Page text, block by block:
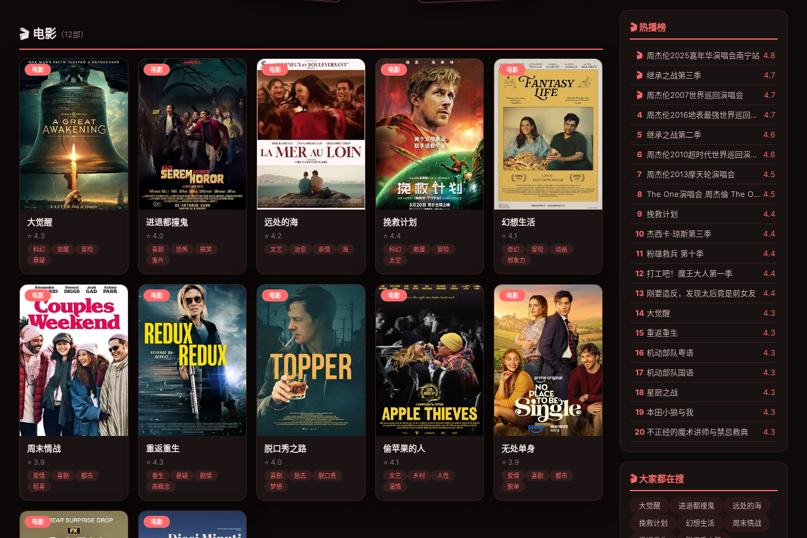
🎬 电影 （12部）
电影
大觉醒
⭐ 4.3
科幻 觉醒
冒险
悬疑
电影
进退都撞鬼
⭐ 4.0
喜剧 恐怖
搞笑
鬼片
电影
远处的海
⭐ 4.2
文艺 治愈 亲情 海
电影
挽救计划
⭐ 4.4
科幻 救援
冒险
太空
电影
幻想生活
⭐ 4.1
奇幻 冒险
动画
想象力
电影
周末情战
⭐ 3.9
爱情 喜剧
都市
轻喜
电影
重返重生
⭐ 4.3
重生 悬疑
剧情
高概念
电影
脱口秀之路
⭐ 4.0
喜剧 励志
脱口秀
梦想
电影
偷苹果的人
⭐ 4.1
文艺 乡村
人性
温情
电影
无处单身
⭐ 3.9
爱情 喜剧
都市
脱单
电影 电影
🎬 热播榜
🎬 周杰伦2025嘉年华演唱会南宁站 4.8
🎬 继承之战第三季 4.7
🎬 周杰伦2007世界巡回演唱会 4.7
4 周杰伦2016地表最强世界巡回演唱会 4.7
5 继承之战第二季 4.6
6 周杰伦2010超时代世界巡回演唱会 4.6
7 周杰伦2013摩天轮演唱会 4.5
8 The One演唱会 周杰倫 The One 演唱會 4.5
9 挽救计划 4.4
10 杰西卡·琼斯第三季 4.4
11 粉雄救兵 第十季 4.4
12 打工吧！魔王大人第一季 4.4
13 刚要造反，发现太后竟是前女友 4.4
14 大觉醒 4.3
15 重返重生 4.3
16 机动部队粤语 4.3
17 机动部队国语 4.3
18 星厨之战 4.3
19 本田小狼与我 4.3
20 不正经的魔术讲师与禁忌教典 4.3
🎬 大家都在搜
大觉醒 进退都撞鬼
远处的海
挽救计划
幻想生活
周末情战